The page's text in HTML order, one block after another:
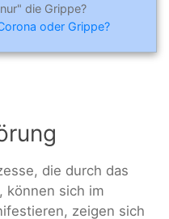
die Grippe?
oder Grippe?
die durch das
können sich im
zeigen sich